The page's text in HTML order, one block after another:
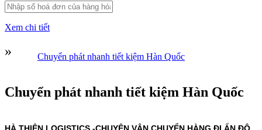
Xem chi tiết
» Chuyển phát nhanh tiết kiệm Hàn Quốc
Chuyển phát nhanh tiết kiệm Hàn Quốc
HÀ THIÊN LOGISTICS -CHUYÊN VẬN CHUYỂN HÀNG ĐI ẤN ĐỘ